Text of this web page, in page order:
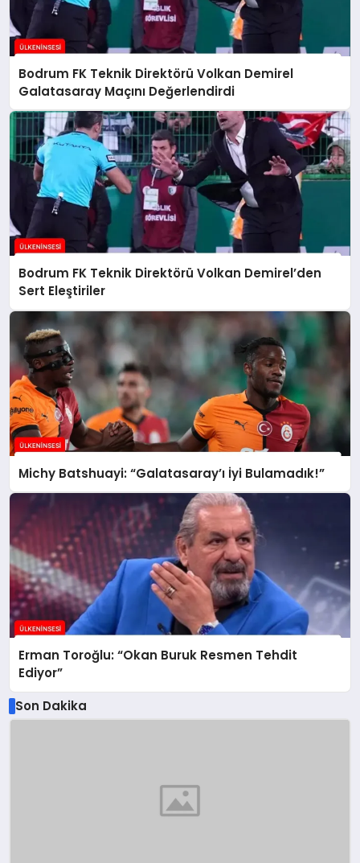
Bodrum FK Teknik Direktörü Volkan Demirel
Galatasaray Maçını Değerlendirdi
Bodrum FK Teknik Direktörü Volkan Demirel’den
Sert Eleştiriler
Michy Batshuayi: “Galatasaray’ı İyi Bulamadık!”
Erman Toroğlu: “Okan Buruk Resmen Tehdit
Ediyor”
Son Dakika